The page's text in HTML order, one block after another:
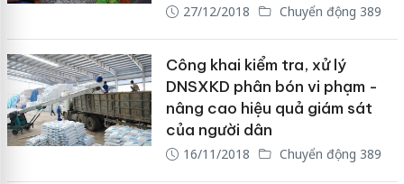
27/12/2018 Chuyển động 389
Công khai kiểm tra, xử lý
DNSXKD phân bón vi phạm -
nâng cao hiệu quả giám sát
của người dân
16/11/2018 Chuyển động 389